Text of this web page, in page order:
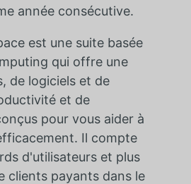
année consécutive.
est une suite basée
qui offre une
de logiciels et de
et de
pour vous aider à
Il compte
d'utilisateurs et plus
clients payants dans le